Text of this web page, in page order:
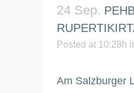
24 Sep.
Posted at 10:28h
Am Salzburger